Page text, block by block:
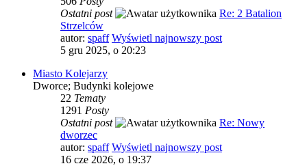
Ostatni post
Re: 2 Batalion
Strzelców
autor: spaff Wyświetl najnowszy post
5 gru 2025, o 20:23
Miasto Kolejarzy
Dworce; Budynki kolejowe
22 Tematy
1291 Posty
Ostatni post
Re: Nowy
dworzec
autor: spaff Wyświetl najnowszy post
16 cze 2026, o 19:37